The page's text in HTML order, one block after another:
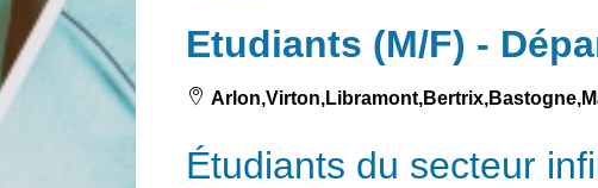
Etudiants (M/F) -
Étudiants du secteur